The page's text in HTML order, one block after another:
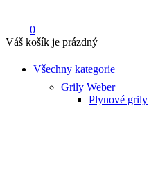
0
Váš košík je prázdný
Všechny kategorie
Grily Weber
Plynové grily